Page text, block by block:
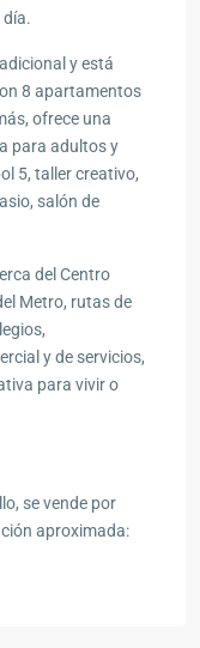
y está
8 apartamentos
ofrece una
para adultos y
5, taller creativo,
salón de
del Centro
Metro, rutas de
y de servicios,
para vivir o
se vende por
aproximada: